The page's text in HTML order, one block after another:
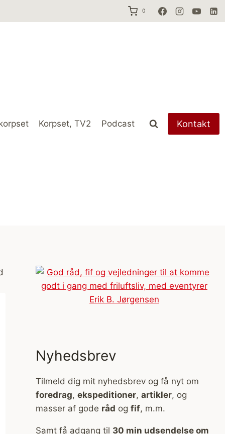
0
Korpset, TV2 Podcast Kontakt
Nyhedsbrev
Tilmeld dig mit nyhedsbrev og få nyt om
foredrag, ekspeditioner, artikler, og
masser af gode råd og fif, m.m.
Samt få adgang til 30 min udsendelse om